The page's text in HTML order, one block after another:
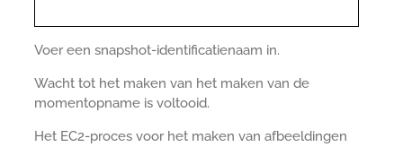
Voer een snapshot-identificatienaam in.
Wacht tot het maken van het maken van de
momentopname is voltooid.
Het EC2-proces voor het maken van afbeeldingen